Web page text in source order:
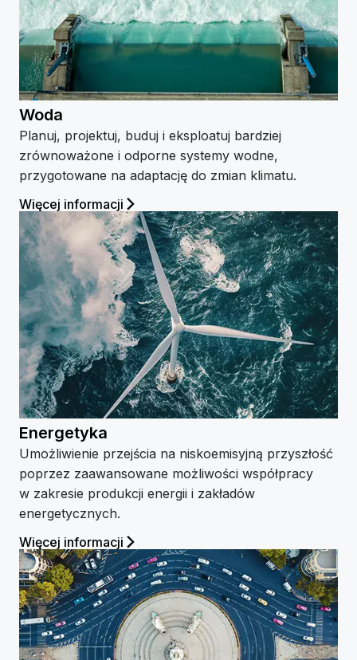
Woda
Planuj, projektuj, buduj i eksploatuj bardziej
zrównoważone i odporne systemy wodne,
przygotowane na adaptację do zmian klimatu.
Więcej informacji
Energetyka
Umożliwienie przejścia na niskoemisyjną przyszłość
poprzez zaawansowane możliwości współpracy
w zakresie produkcji energii i zakładów
energetycznych.
Więcej informacji